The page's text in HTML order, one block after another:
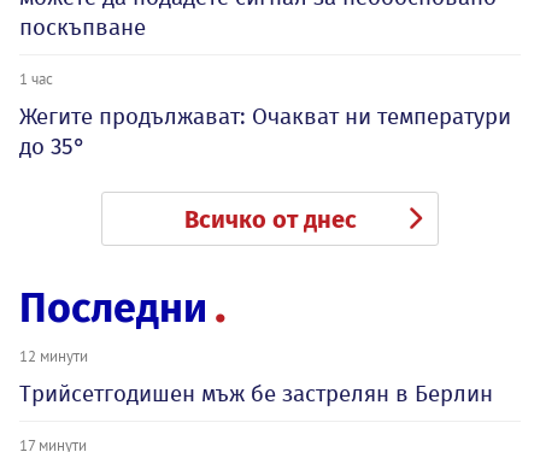
поскъпване
1 час
Жегите продължават: Очакват ни температури
до 35°
Всичко от днес
Последни
12 минути
Трийсетгодишен мъж бе застрелян в Берлин
17 минути